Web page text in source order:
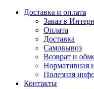
Доставка и оплата
Заказ в
Оплата
Доставка
Самовывоз
Возврат и
Нормативная
Полезная
Контакты